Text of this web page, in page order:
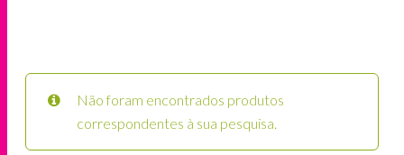
Não foram encontrados produtos
correspondentes à sua pesquisa.